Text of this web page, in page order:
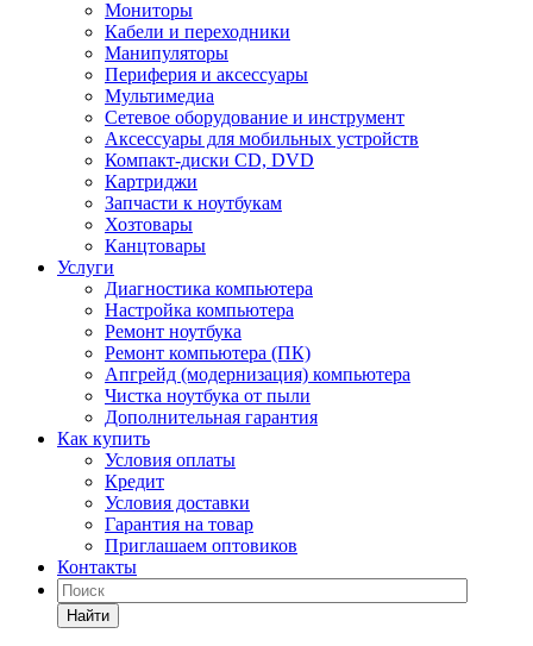
Мониторы
Кабели и переходники
Манипуляторы
Периферия и аксессуары
Мультимедиа
Сетевое оборудование и инструмент
Аксессуары для мобильных устройств
Компакт-диски CD, DVD
Картриджи
Запчасти к ноутбукам
Хозтовары
Канцтовары
Услуги
Диагностика компьютера
Настройка компьютера
Ремонт ноутбука
Ремонт компьютера (ПК)
Апгрейд (модернизация) компьютера
Чистка ноутбука от пыли
Дополнительная гарантия
Как купить
Условия оплаты
Кредит
Условия доставки
Гарантия на товар
Приглашаем оптовиков
Контакты
Найти